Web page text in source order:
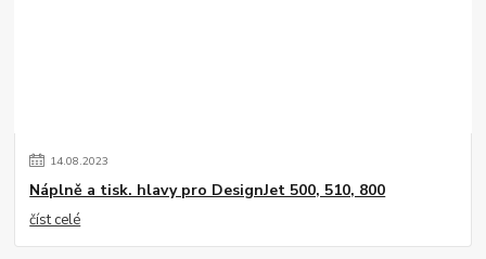
14.08.2023
Náplně a tisk. hlavy pro DesignJet 500, 510, 800
číst celé